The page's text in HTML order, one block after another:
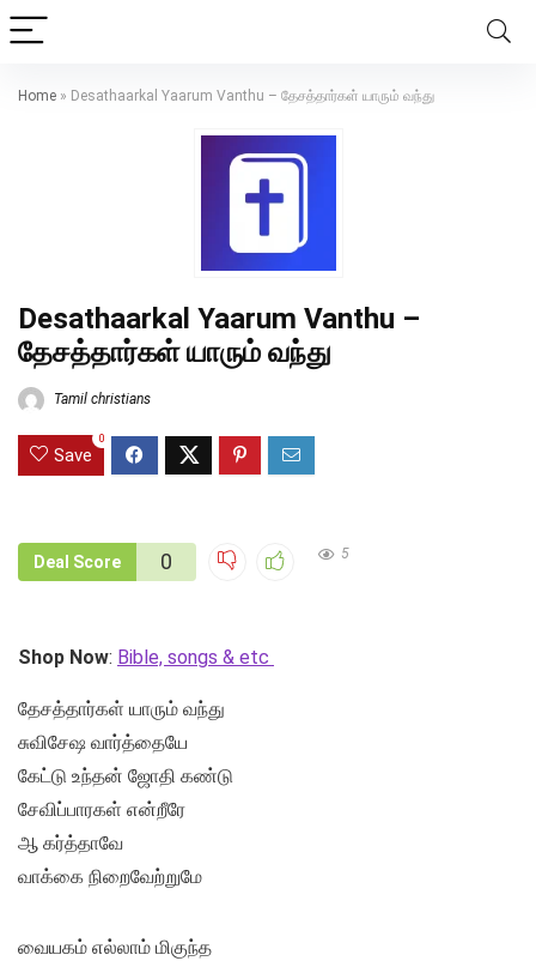
Home » Desathaarkal Yaarum Vanthu – தேசத்தார்கள் யாரும் வந்து
Desathaarkal Yaarum Vanthu –
தேசத்தார்கள் யாரும் வந்து
Tamil christians
Save
0
Deal Score 0 5
Shop Now: Bible, songs & etc
தேசத்தார்கள் யாரும் வந்து
சுவிசேஷ வார்த்தையே
கேட்டு உந்தன் ஜோதி கண்டு
சேவிப்பாரகள் என்றீரே
ஆ கர்த்தாவே
வாக்கை நிறைவேற்றுமே
வையகம் எல்லாம் மிகுந்த